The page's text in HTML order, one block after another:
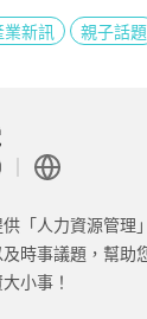
業新訊 親子話題
「人力資源管理
時事議題，幫助
小事！